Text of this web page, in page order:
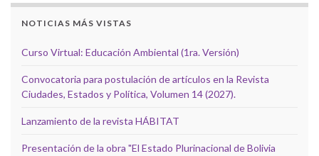
NOTICIAS MÁS VISTAS
Curso Virtual: Educación Ambiental (1ra. Versión)
Convocatoria para postulación de artículos en la Revista
Ciudades, Estados y Política, Volumen 14 (2027).
Lanzamiento de la revista HÁBITAT
Presentación de la obra "El Estado Plurinacional de Bolivia